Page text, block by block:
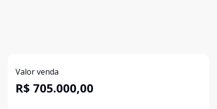
Valor venda
R$ 705.000,00